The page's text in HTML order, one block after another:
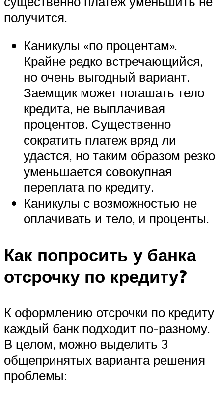
получится.
Каникулы «по процентам».
Крайне редко встречающийся,
но очень выгодный вариант.
Заемщик может погашать тело
кредита, не выплачивая
процентов. Существенно
сократить платеж вряд ли
удастся, но таким образом резко
уменьшается совокупная
переплата по кредиту.
Каникулы с возможностью не
оплачивать и тело, и проценты.
Как попросить у банка
отсрочку по кредиту?
К оформлению отсрочки по кредиту
каждый банк подходит по-разному.
В целом, можно выделить 3
общепринятых варианта решения
проблемы: